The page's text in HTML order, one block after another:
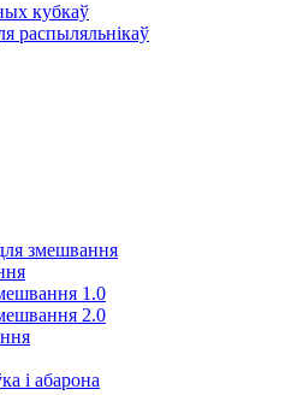
кубкаў
распыляльнікаў
змешвання
1.0
2.0
і абарона